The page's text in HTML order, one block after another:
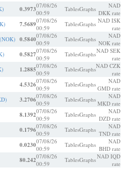
0.397307/08/26
00:59
TablesGraphs
NAD
DKK rate
7.568907/08/26
00:59
TablesGraphs NAD ISK
rate
0.584007/08/26
00:59
TablesGraphs
NAD
NOK rate
0.582707/08/26
00:59
TablesGraphsNAD SEK
rate
1.288507/08/26
00:59
TablesGraphsNAD CZK
rate
4.532607/08/26
00:59
TablesGraphs
NAD
GMD rate
3.270607/08/26
00:59
TablesGraphs
NAD
MKD rate
8.139207/08/26
00:59
TablesGraphs
NAD
DZD rate
0.179607/08/26
00:59
TablesGraphs
NAD
TND rate
0.023007/08/26
00:59
TablesGraphs
NAD
BHD rate
80.24207/08/26
00:59
TablesGraphsNAD IQD
rate